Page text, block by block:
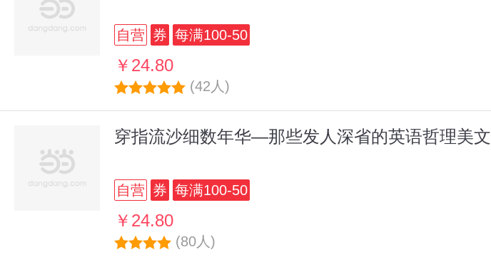
自营 券 每满100-50
￥24.80
(42人)
穿指流沙细数年华—那些发人深省的英语哲理美文
自营 券 每满100-50
￥24.80
(80人)